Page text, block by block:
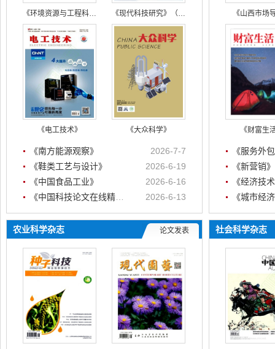
《环境资源与工程科技论坛》 《现代科技研究》（国际版）
《电工技术》 《大众科学》
《南方能源观察》
2026-7-7
《鞋类工艺与设计》
2026-6-19
《中国食品工业》
2026-6-16
《中国科技论文在线精品论文》
2026-6-13
《山西市场
《财富生
《服务外
《新营销》
《经济技
《城市经
论文发表
农业科学杂志 社会科学杂志